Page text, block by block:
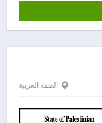
الضفة الغربية